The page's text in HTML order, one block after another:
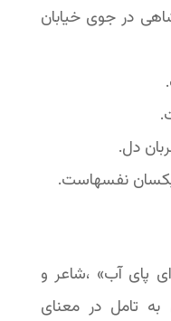
در جوی خیابان
دل.
نفسهاست.
پاى آب» ،شاعر و
تامل در معنای